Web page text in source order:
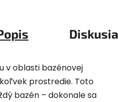
Diskusia
v oblasti bazénovej
prostredie. Toto
bazén – dokonale sa